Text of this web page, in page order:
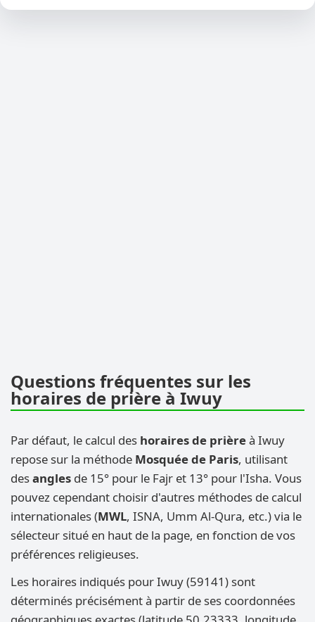
Questions fréquentes sur les
horaires de prière à Iwuy
Par défaut, le calcul des horaires de prièreà Iwuy
repose sur la méthode Mosquée de Paris, utilisant
desangles de 15° pour le Fajr et 13° pour l'Isha. Vous
pouvez cependant choisir d'autres méthodes de calcul
internationales (MWL, ISNA, Umm Al-Qura, etc.) via le
sélecteur situé en haut de la page, en fonction de vos
préférences religieuses.
Les horaires indiqués pour Iwuy (59141) sont
déterminés précisément à partir de ses coordonnées